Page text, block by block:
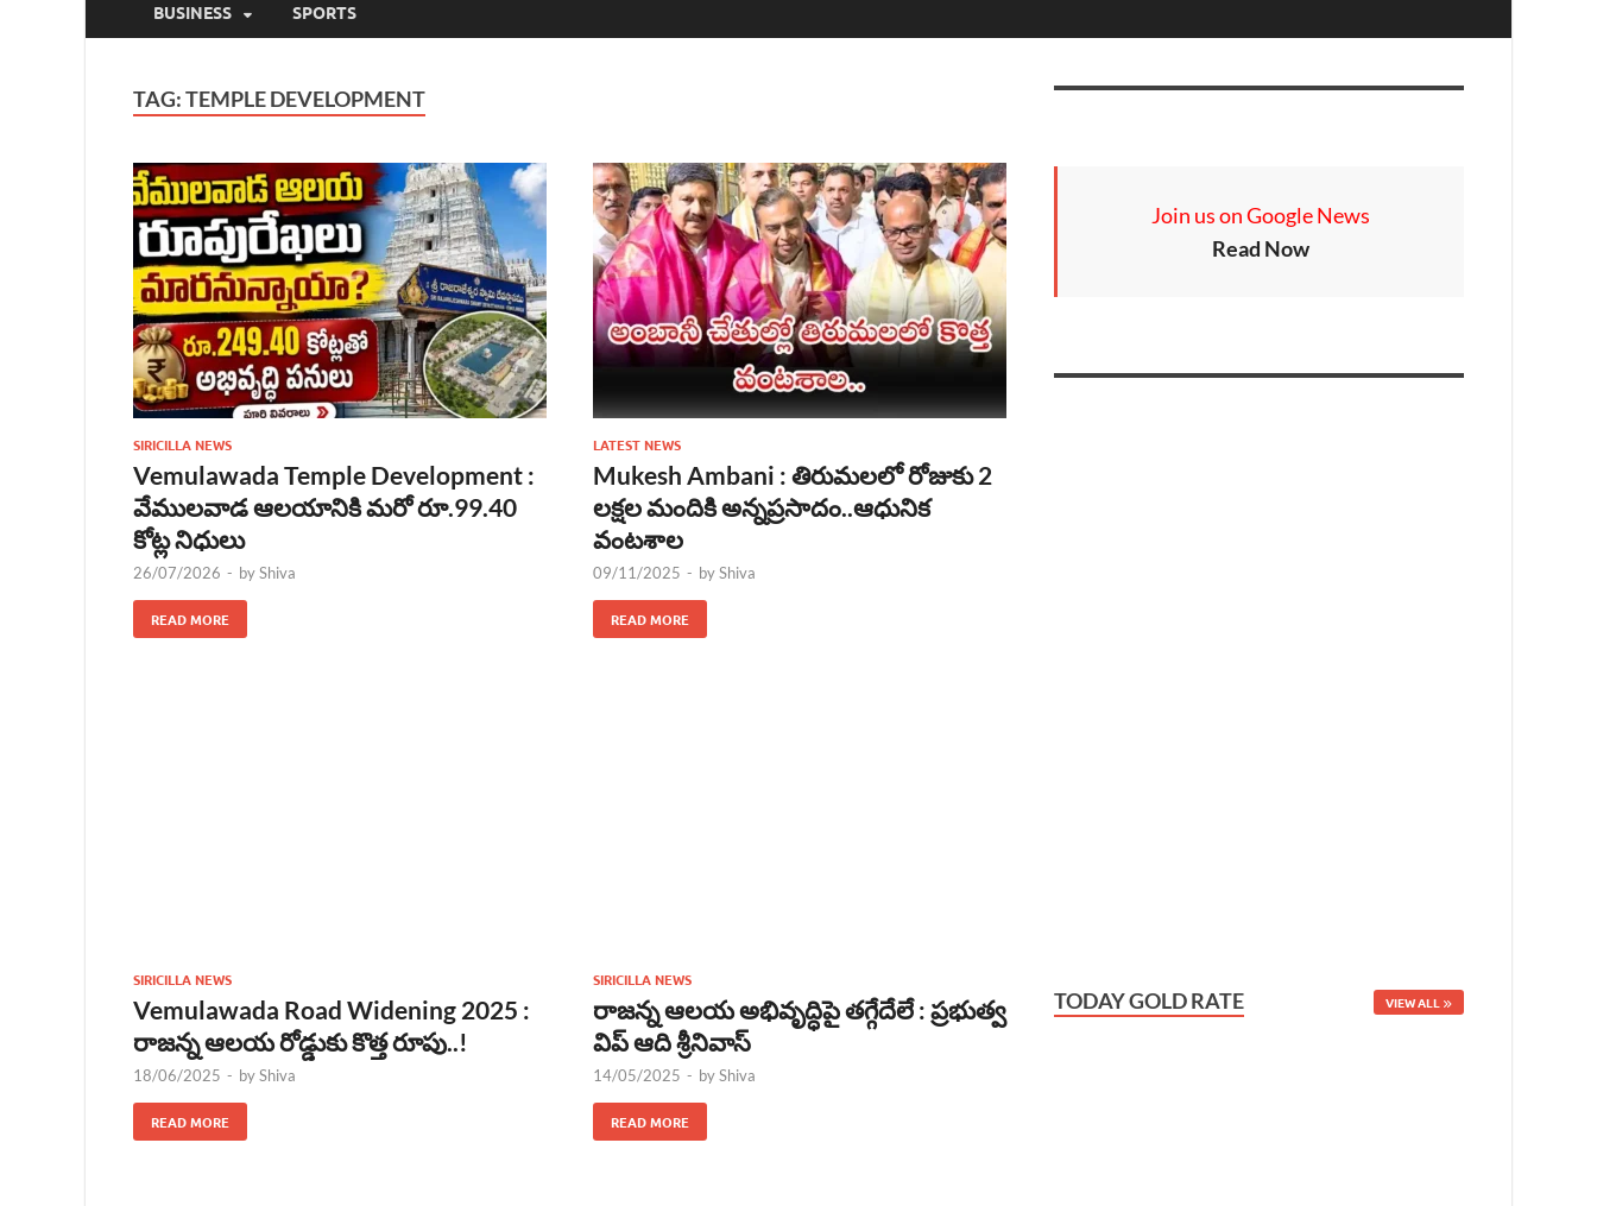
BUSINESS SPORTS
TAG:TEMPLE DEVELOPMENT
SIRICILLA NEWS
Vemulawada Temple Development :
వేములవాడ ఆలయానికి మరో రూ.99.40
కోట్ల నిధులు
26/07/2026 - byShiva
READ MORE
LATEST NEWS
Mukesh Ambani : తిరుమలలో రోజుకు 2
లక్షల మందికి అన్నప్రసాదం..ఆధునిక
వంటశాల
09/11/2025 - byShiva
READ MORE
SIRICILLA NEWS
Vemulawada Road Widening 2025 :
రాజన్న ఆలయ రోడ్డుకు కొత్త రూపు..!
18/06/2025 - byShiva
READ MORE
SIRICILLA NEWS
రాజన్న ఆలయ అభివృద్ధిపై తగ్గేదేలే : ప్రభుత్వ
విప్ ఆది శ్రీనివాస్
14/05/2025 - byShiva
READ MORE
Join us on Google News
Read Now
TODAY GOLD RATE VIEW ALL